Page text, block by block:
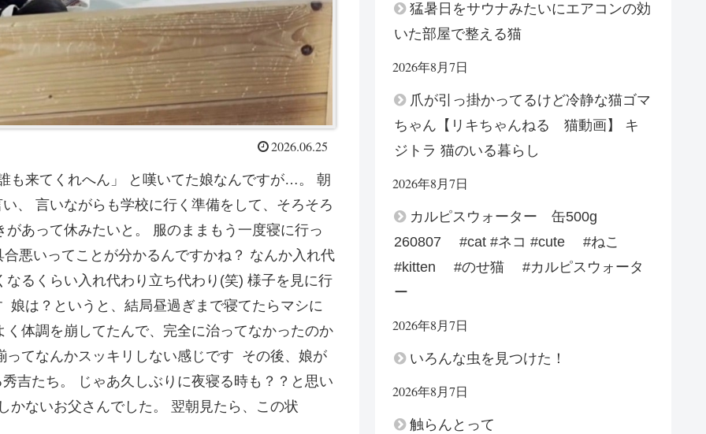
2026.06.25
も来てくれへん」 と嘆いてた娘なんですが…。 朝
、 言いながらも学校に行く準備をして、そろそろ
あって休みたいと。 服のままもう一度寝に行っ
悪いってことが分かるんですかね？ なんか入れ代
るくらい入れ代わり立ち代わり(笑) 様子を見に行
は？というと、結局昼過ぎまで寝てたらマシに
体調を崩してたんで、完全に治ってなかったのか
てなんかスッキリしない感じです その後、娘が
吉たち。 じゃあ久しぶりに夜寝る時も？？と思い
ないお父さんでした。 翌朝見たら、この状
猛暑日をサウナみたいにエアコンの効
いた部屋で整える猫
2026年8月7日
爪が引っ掛かってるけど冷静な猫ゴマ
ちゃん【リキちゃんねる 猫動画】 キ
ジトラ 猫のいる暮らし
2026年8月7日
カルピスウォーター 缶500g
260807 #cat #ネコ #cute #ねこ
#kitten #のせ猫 #カルピスウォータ
ー
2026年8月7日
いろんな虫を見つけた！
2026年8月7日
触らんとって